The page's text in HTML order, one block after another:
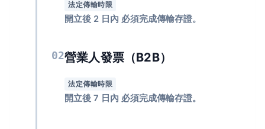
法定傳輸時限
開立後 2 日內 必須完成傳輸存證。
02營業人發票（B2B）
法定傳輸時限
開立後 7 日內 必須完成傳輸存證。